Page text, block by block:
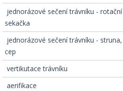
­ jednorázové sečení trávníku - rotační
sekačka
­ jednorázové sečení trávníku - struna,
cep
­ vertikutace trávníku
­ aerifikace